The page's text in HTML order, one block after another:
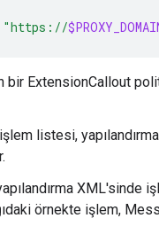
"https://
bir ExtensionCallout
listesi,
XML'sinde
örnekte işlem,